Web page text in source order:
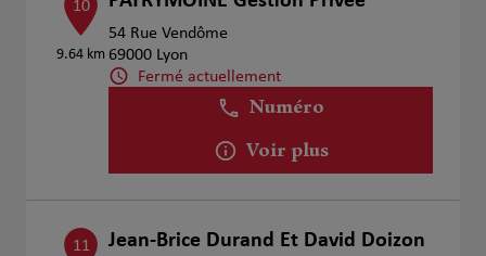
10
9.64 km
54 Rue Vendôme
69000 Lyon
Fermé actuellement
Numéro
Voir plus
11 Jean-Brice Durand Et David Doizon